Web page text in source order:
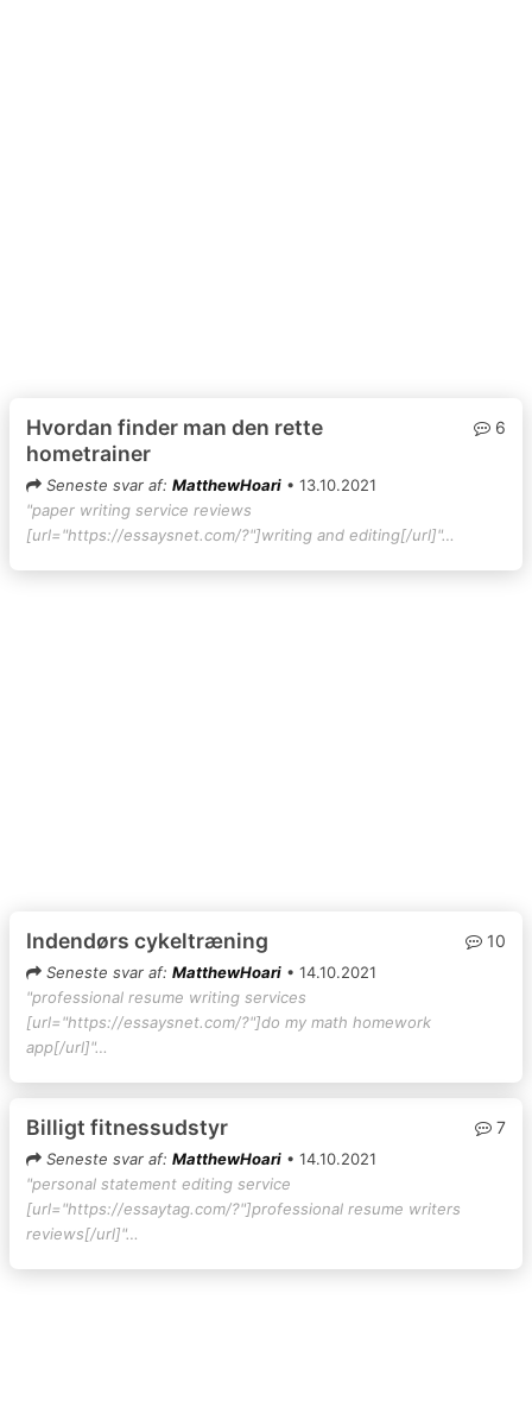
Hvordan finder man den rette
hometrainer
6
Seneste svar af: MatthewHoari • 13.10.2021
"paper writing service reviews
[url="https://essaysnet.com/?"]writing and editing[/url]"…
Indendørs cykeltræning 10
Seneste svar af: MatthewHoari • 14.10.2021
"professional resume writing services
[url="https://essaysnet.com/?"]do my math homework
app[/url]"…
Billigt fitnessudstyr 7
Seneste svar af: MatthewHoari • 14.10.2021
"personal statement editing service
[url="https://essaytag.com/?"]professional resume writers
reviews[/url]"…